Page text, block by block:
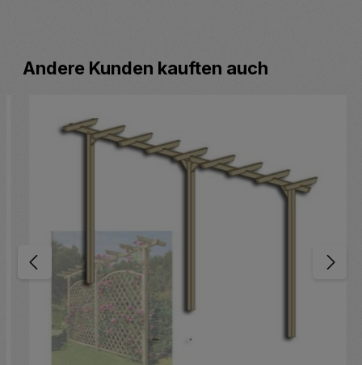
Produktgalerie überspringen
Andere Kunden kauften auch